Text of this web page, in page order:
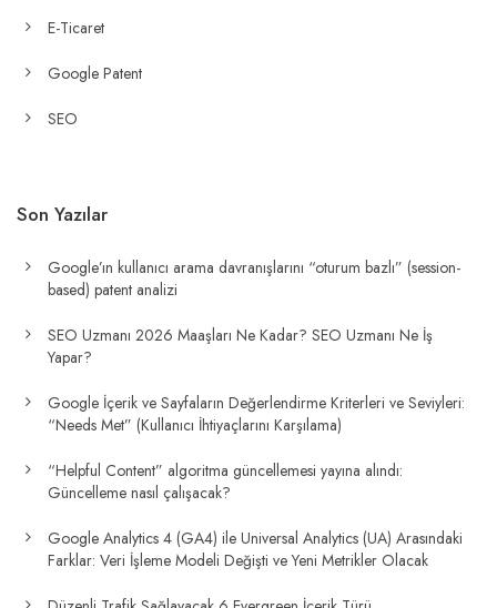
E-Ticaret
Google Patent
SEO
Son Yazılar
Google’ın kullanıcı arama davranışlarını “oturum bazlı” (session-
based) patent analizi
SEO Uzmanı 2026 Maaşları Ne Kadar? SEO Uzmanı Ne İş
Yapar?
Google İçerik ve Sayfaların Değerlendirme Kriterleri ve Seviyleri:
“Needs Met” (Kullanıcı İhtiyaçlarını Karşılama)
“Helpful Content” algoritma güncellemesi yayına alındı:
Güncelleme nasıl çalışacak?
Google Analytics 4 (GA4) ile Universal Analytics (UA) Arasındaki
Farklar: Veri İşleme Modeli Değişti ve Yeni Metrikler Olacak